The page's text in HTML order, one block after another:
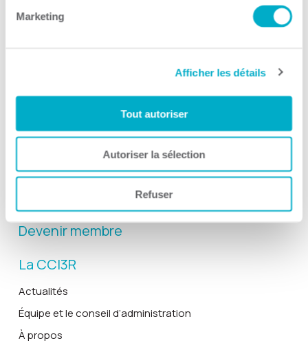
Marketing
Afficher les détails
Tout autoriser
Autoriser la sélection
Refuser
Gala Radisson
Solutions RH
Devenir membre
La CCI3R
Actualités
Équipe et le conseil d’administration
À propos